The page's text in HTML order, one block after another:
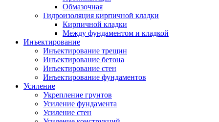
Обмазочная
Гидроизоляция кирпичной кладки
Кирпичной кладки
Между фундаментом и кладкой
Инъектирование
Инъектирование трещин
Инъектирование бетона
Инъектирование стен
Инъектирование фундаментов
Усиление
Укрепление грунтов
Усиление фундамента
Усиление стен